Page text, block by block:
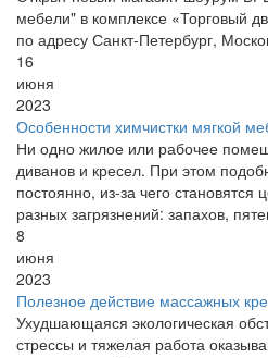
мебели" в комплексе «Торговый
по адресу Санкт-Петербург,
16
июня
2023
Особенности химчистки мягкой
Ни одно жилое или рабочее
диванов и кресел. При этом
постоянно, из-за чего
разных загрязнений: запахов,
8
июня
2023
Полезное действие массажных
Ухудшающаяся экологическая
стрессы и тяжелая работа